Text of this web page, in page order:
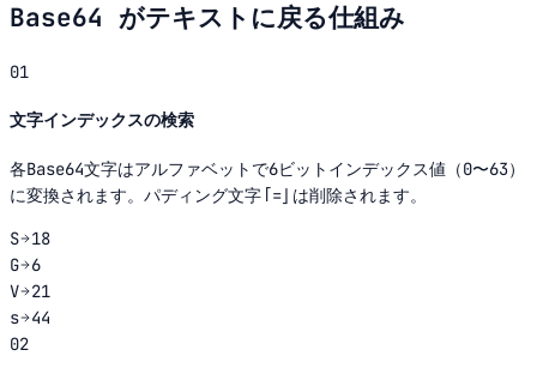
Base64 がテキストに戻る仕組み
01
文字インデックスの検索
各Base64文字はアルファベットで6ビットインデックス値（0〜63）
に変換されます。パディング文字「=」は削除されます。
S
18
G
6
V
21
s
44
02